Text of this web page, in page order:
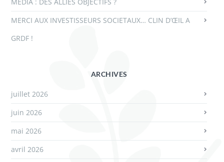
MERCI AUX INVESTISSEURS SOCIETAUX… CLIN D’ŒIL A
GRDF !
ARCHIVES
juillet 2026
juin 2026
mai 2026
avril 2026